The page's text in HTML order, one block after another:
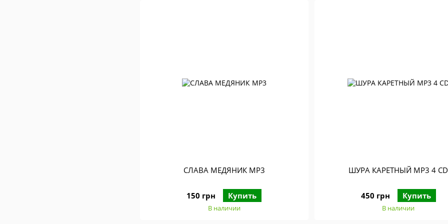
СЛАВА МЕДЯНИК МР3
150 грн Купить
В наличии
ШУРА КАРЕТНЫЙ МР3 4 CD
450 грн Купить
В наличии